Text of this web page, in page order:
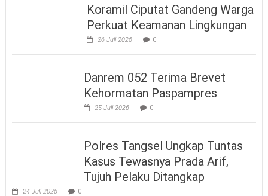
Koramil Ciputat Gandeng Warga
Perkuat Keamanan Lingkungan
26 Juli 2026 0
Danrem 052 Terima Brevet
Kehormatan Paspampres
25 Juli 2026 0
Polres Tangsel Ungkap Tuntas
Kasus Tewasnya Prada Arif,
Tujuh Pelaku Ditangkap
24 Juli 2026 0